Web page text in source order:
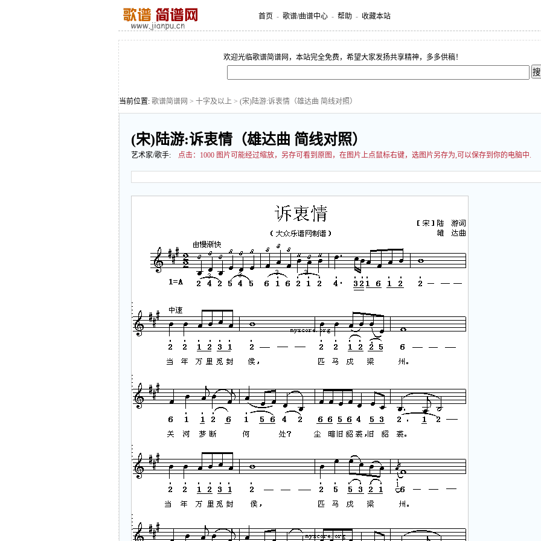
首页 - 歌谱/曲谱中心 - 帮助 - 收藏本站
欢迎光临歌谱简谱网，本站完全免费，希望大家发扬共享精神，多多供稿！
当前位置: 歌谱简谱网 > 十字及以上 > (宋)陆游:诉衷情（雄达曲 简线对照）
(宋)陆游:诉衷情（雄达曲 简线对照）
艺术家/歌手: 点击： 1000 图片可能经过缩放，另存可看到原图，在图片上点鼠标右键，选图片另存为,可以保存到你的电脑中.